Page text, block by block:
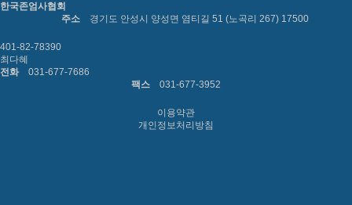
한국존엄사협회
주소
경기도 안성시 양성면 염티길 51 (노곡리 267) 17500
401-82-78390
최다혜
전화
031-677-7686
팩스
031-677-3952
이용약관
개인정보처리방침